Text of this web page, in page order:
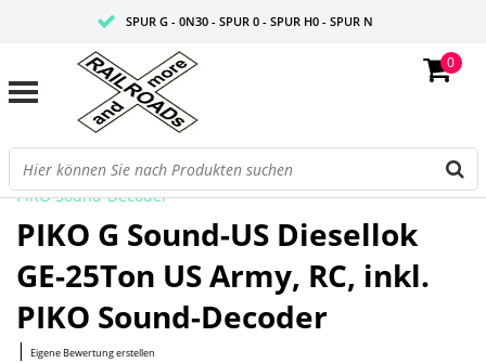
SPUR G - 0N30 - SPUR 0 - SPUR H0 - SPUR N
0
Startseite/G Sound-US Diesellok GE-25Ton US Army, RC, inkl.
PIKO Sound-Decoder
PIKO G Sound-US Diesellok
GE-25Ton US Army, RC, inkl.
PIKO Sound-Decoder
| Eigene Bewertung erstellen